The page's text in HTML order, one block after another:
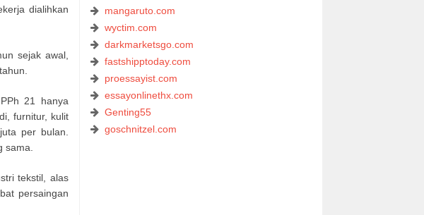
dialihkan
sejak awal,
21 hanya
furnitur, kulit
per bulan.
sama.
tekstil, alas
persaingan
mangaruto.com
wyctim.com
darkmarketsgo.com
fastshipptoday.com
proessayist.com
essayonlinethx.com
Genting55
goschnitzel.com